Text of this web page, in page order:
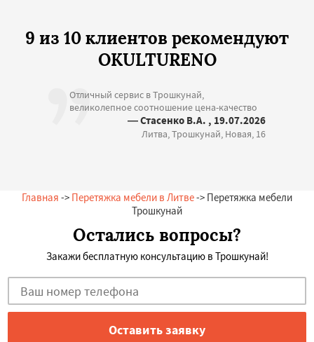
9 из 10 клиентов рекомендуют
OKULTURENO
Отличный сервис в Трошкунай,
великолепное соотношение цена-качество
— Стасенко В.А. , 19.07.2026
Литва, Трошкунай, Новая, 16
Главная -> Перетяжка мебели в Литве-> Перетяжка мебели
Трошкунай
Остались вопросы?
Закажи бесплатную консультацию в Трошкунай!